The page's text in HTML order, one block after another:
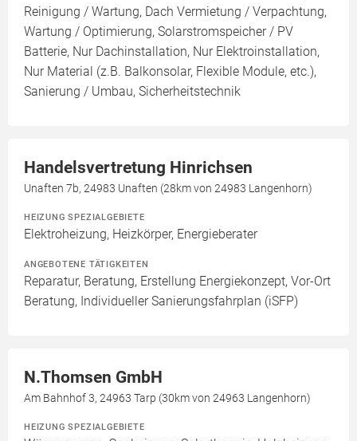
Reinigung / Wartung, Dach Vermietung / Verpachtung,
Wartung / Optimierung, Solarstromspeicher / PV
Batterie, Nur Dachinstallation, Nur Elektroinstallation,
Nur Material (z.B. Balkonsolar, Flexible Module, etc.),
Sanierung / Umbau, Sicherheitstechnik
Handelsvertretung Hinrichsen
Unaften 7b, 24983 Unaften (28km von 24983 Langenhorn)
HEIZUNG SPEZIALGEBIETE
Elektroheizung, Heizkörper, Energieberater
ANGEBOTENE TÄTIGKEITEN
Reparatur, Beratung, Erstellung Energiekonzept, Vor-Ort
Beratung, Individueller Sanierungsfahrplan (iSFP)
N.Thomsen GmbH
Am Bahnhof 3, 24963 Tarp (30km von 24963 Langenhorn)
HEIZUNG SPEZIALGEBIETE